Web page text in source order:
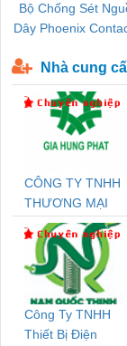
Bộ Chống Sét
Dây Phoenix
Nhà cung
CÔNG TY TNHH
THƯƠNG MẠI
DỊCH VỤ KỸ
THUẬT ĐIỆN CƠ
GIA HƯNG PHÁT
Công Ty TNHH
Thiết Bị Điện